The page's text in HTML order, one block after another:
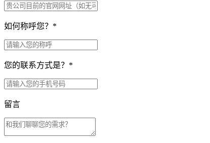
如何称呼您？ *
您的联系方式是？ *
留言